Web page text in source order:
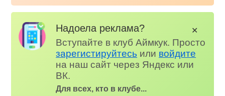
Надоела реклама?
Вступайте в клуб Аймкук. Просто
зарегистируйтесь или войдите
на наш сайт через Яндекс или
ВК.
Для всех, кто в клубе...
✕